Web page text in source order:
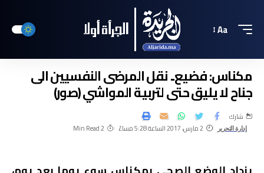
Aa
مكناس: فضيع.. نقل المرضى النفسيين الى
جناح لا يليق حتى لتربية المواشي (صور)
إدارة التحرير 2 مارس، 2017 الساعة 5:28 مساءً 2 Min Read
شارك